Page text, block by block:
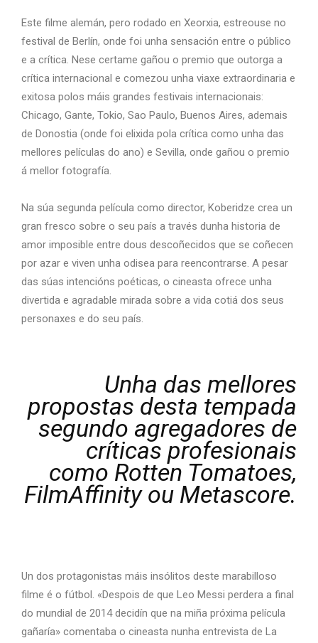
Este filme alemán, pero rodado en Xeorxia, estreouse no
festival de Berlín, onde foi unha sensación entre o público
e a crítica. Nese certame gañou o premio que outorga a
crítica internacional e comezou unha viaxe extraordinaria e
exitosa polos máis grandes festivais internacionais:
Chicago, Gante, Tokio, Sao Paulo, Buenos Aires, ademais
de Donostia (onde foi elixida pola crítica como unha das
mellores películas do ano) e Sevilla, onde gañou o premio
á mellor fotografía.
Na súa segunda película como director, Koberidze crea un
gran fresco sobre o seu país a través dunha historia de
amor imposible entre dous descoñecidos que se coñecen
por azar e viven unha odisea para reencontrarse. A pesar
das súas intencións poéticas, o cineasta ofrece unha
divertida e agradable mirada sobre a vida cotiá dos seus
personaxes e do seu país.
Unha das mellores
propostas desta tempada
segundo agregadores de
críticas profesionais
como Rotten Tomatoes,
FilmAffinity ou Metascore.
Un dos protagonistas máis insólitos deste marabilloso
filme é o fútbol. «Despois de que Leo Messi perdera a final
do mundial de 2014 decidín que na miña próxima película
gañaría» comentaba o cineasta nunha entrevista de La